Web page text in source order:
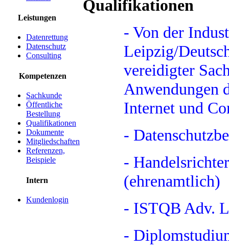
Leistungen
Datenrettung
Datenschutz
Consulting
Kompetenzen
Sachkunde
Öffentliche
Bestellung
Qualifikationen
Dokumente
Mitgliedschaften
Referenzen,
Beispiele
Intern
Kundenlogin
Qualifikationen
- Von der
Leipzig/
vereidigter
Anwendungen
Internet und
-
-
(ehrenamtlich)
- ISTQB Adv.
-